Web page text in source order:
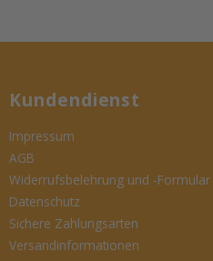
Kundendienst
Impressum
AGB
Widerrufsbelehrung und -Formular
Datenschutz
Sichere Zahlungsarten
Versandinformationen